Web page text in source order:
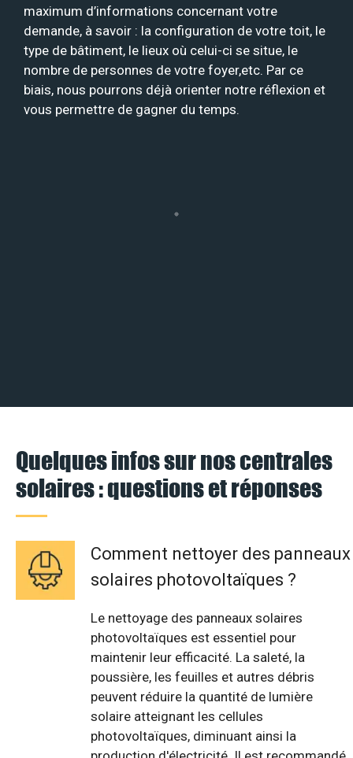
maximum d’informations concernant votre
demande, à savoir : la configuration de votre toit, le
type de bâtiment, le lieux où celui-ci se situe, le
nombre de personnes de votre foyer,etc. Par ce
biais, nous pourrons déjà orienter notre réflexion et
vous permettre de gagner du temps.
Quelques infos sur nos centrales
solaires : questions et réponses
Comment nettoyer des panneaux
solaires photovoltaïques ?
Le nettoyage des panneaux solaires
photovoltaïques est essentiel pour
maintenir leur efficacité. La saleté, la
poussière, les feuilles et autres débris
peuvent réduire la quantité de lumière
solaire atteignant les cellules
photovoltaïques, diminuant ainsi la